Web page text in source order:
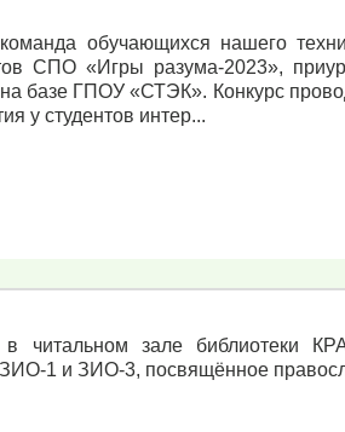
обучающихся нашего
СПО «Игры разума-2023»,
на базе ГПОУ «СТЭК». Конкурс
у студентов интер...
читальном зале библиотеки
1 и ЗИО-3, посвящённое